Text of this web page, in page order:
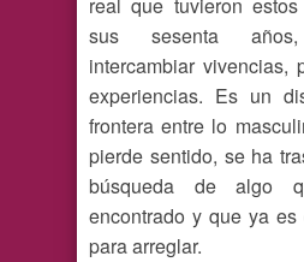
real que tuvieron
sus sesenta
intercambiar vivencias,
experiencias. Es un
frontera entre lo
pierde sentido, se ha
búsqueda de algo
encontrado y que ya es
para arreglar.